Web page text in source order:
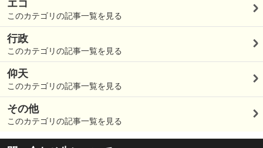
エコ
このカテゴリの記事一覧を見る
行政
このカテゴリの記事一覧を見る
仰天
このカテゴリの記事一覧を見る
その他
このカテゴリの記事一覧を見る